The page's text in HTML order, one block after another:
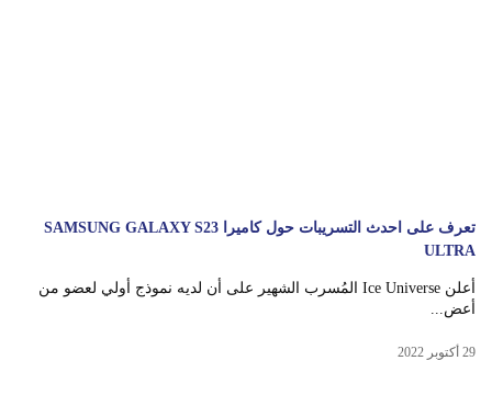
تعرف على احدث التسريبات حول كاميرا SAMSUNG GALAXY S23
ULTRA
أعلن Ice Universe المُسرب الشهير على أن لديه نموذج أولي لعضو من
أعض...
29 أكتوبر 2022